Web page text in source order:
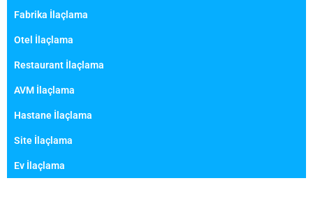
Fabrika İlaçlama
Otel İlaçlama
Restaurant İlaçlama
AVM İlaçlama
Hastane İlaçlama
Site İlaçlama
Ev İlaçlama